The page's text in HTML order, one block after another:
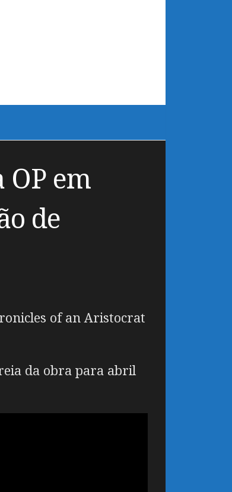
em
de
of an Aristocrat
da obra para abril